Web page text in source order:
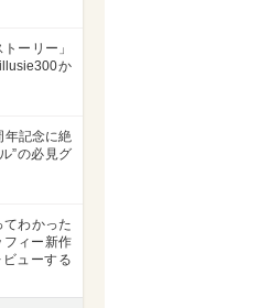
ーリー」
か
年記念に絶
”の必見グ
てわかった
フィー新作
ューする